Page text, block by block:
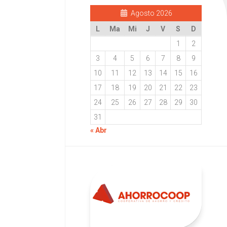
Agosto 2026
L
Ma Mi J V S
D
1
2
3
4 5 6 7 8
9
10
11 12 13 14 15
16
17
18 19 20 21 22
23
24
25 26 27 28 29
30
31
« Abr